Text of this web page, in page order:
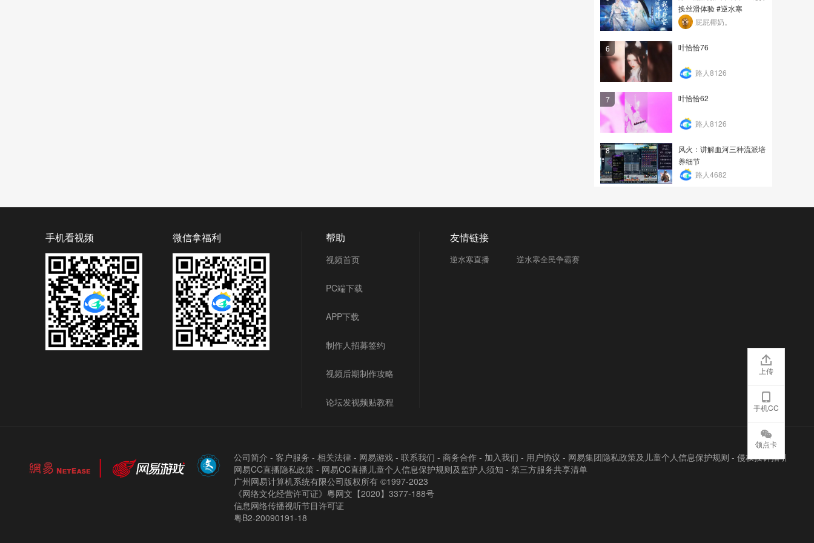
换丝滑体验 #逆水寒
屁屁椰奶。
6 叶恰恰76
路人8126
7 叶恰恰62
路人8126
8
风火：讲解血河三种流派培
养细节
路人4682
手机看视频 微信拿福利 帮助
视频首页
PC端下载
APP下载
制作人招募签约
视频后期制作攻略
论坛发视频贴教程
友情链接
逆水寒直播 逆水寒全民争霸赛
公司简介 - 客户服务 - 相关法律 - 网易游戏 - 联系我们 - 商务合作 - 加入我们 - 用户协议 - 网易集团隐私政策及儿童个人信息保护规则 - 侵权投诉指引
网易CC直播隐私政策 - 网易CC直播儿童个人信息保护规则及监护人须知 - 第三方服务共享清单
广州网易计算机系统有限公司版权所有 ©1997-2023
《网络文化经营许可证》粵网文【2020】3377-188号
信息网络传播视听节目许可证
粤B2-20090191-18
上传
手机CC
领点卡